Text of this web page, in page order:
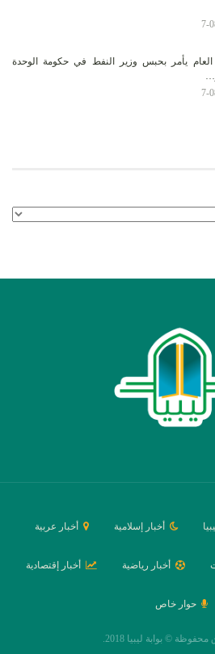
يأمر بحبس وزير النفط في حكومة الوحدة
أخبار إسلامية أخبار عربية
أخبار رياضية أخبار إقتصادية
حوار خاص
© بوابة ليبيا 2018.